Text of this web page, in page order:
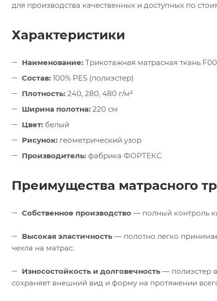
для производства качественных и доступных по
Характеристики
Наименование: Трикотажная матрасная ткань
Состав: 100% PES (полиэстер)
Плотность: 240, 280, 480 г/м²
Ширина полотна: 220 см
Цвет: белый
Рисунок: геометрический узор
Производитель: фабрика ФОРТЕКС
Преимущества матрасного
Собственное производство — полный контроль
Высокая эластичность — полотно легко
чехла на матрас.
Износостойкость и долговечность — полиэстер
сохраняет внешний вид и форму на протяжении